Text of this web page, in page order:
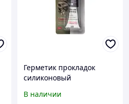
Герметик прокладок
силиконовый
серый 85г UNIFIX
В наличии